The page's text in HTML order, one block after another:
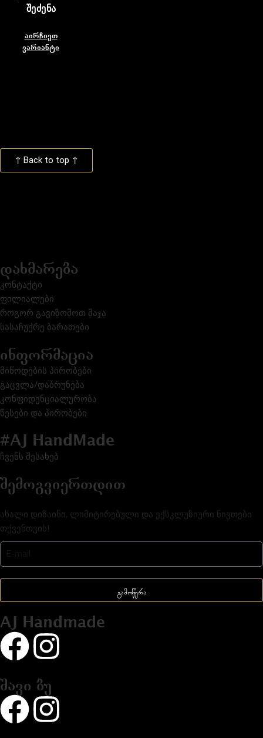
ᲨᲔᲫᲔᲜᲐ
აირჩიეთ
ვარიანტი
↑ Back to top ↑
დახმარება
კონტაქტი
ფილიალები
როგორ გავიზომოთ მაჯა
სასაჩუქრე ბარათები
ინფორმაცია
მიწოდების პირობები
გაცვლა/დაბრუნება
კონფიდენციალურობა
წესები და პირობები
#AJ HandMade
ჩვენს შესახებ
შემოგვიერთდით
ახალი დიზაინი, ლიმიტირებული და ექსკლუზიური ნივთები
თქვენთვის!
გამოწერა
AJ Handmade
შავი ბუ